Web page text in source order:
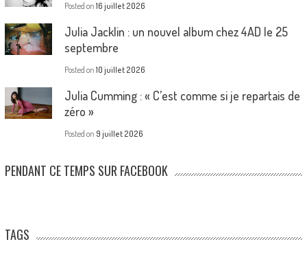
Posted on 16 juillet 2026
Julia Jacklin : un nouvel album chez 4AD le 25
septembre
Posted on 10 juillet 2026
Julia Cumming : « C’est comme si je repartais de
zéro »
Posted on 9 juillet 2026
PENDANT CE TEMPS SUR FACEBOOK
TAGS